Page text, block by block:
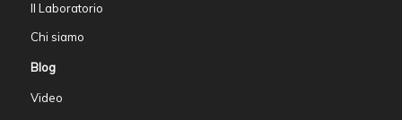
Il Laboratorio
Chi siamo
Blog
Video